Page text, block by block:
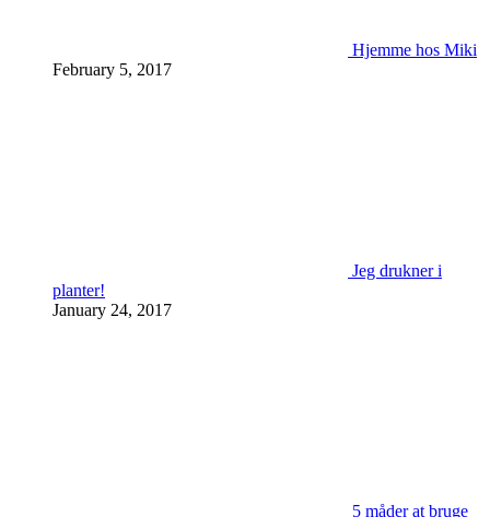
Hjemme hos Miki
February 5, 2017
Jeg drukner i
planter!
January 24, 2017
5 måder at bruge